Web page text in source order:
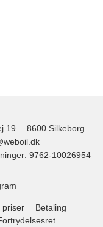
19
8600 Silkeborg
: 9762-10026954
priser
Betaling